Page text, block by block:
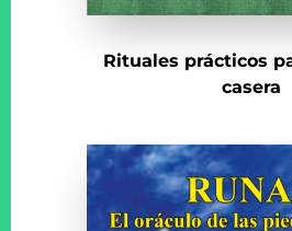
Rituales prácticos
casera